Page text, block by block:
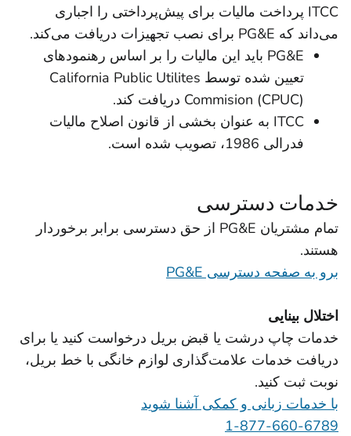
ITCC پرداخت مالیات برای پیش‌پرداختی را اجباری
می‌داند که PG&E برای نصب تجهیزات دریافت می‌کند.
PG&E باید این مالیات را بر اساس رهنمودهای
تعیین شده توسط California Public Utilites
Commision (CPUC) دریافت کند.
ITCC به عنوان بخشی از قانون اصلاح مالیات
فدرالی 1986، تصویب شده است.
خدمات دسترسی
تمام مشتریان PG&E از حق دسترسی برابر برخوردار
هستند.
برو به صفحه دسترسی PG&E
اختلال بینایی
خدمات چاپ درشت یا قبض بریل درخواست کنید یا برای
دریافت خدمات علامت‌گذاری لوازم خانگی با خط بریل،
نوبت ثبت کنید.
با خدمات زبانی و کمکی آشنا شوید
1-877-660-6789